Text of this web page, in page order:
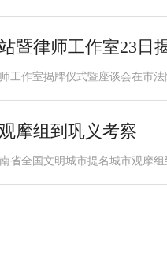
暨律师工作室23日
工作室揭牌仪式暨座谈会在市法
摩组到巩义考察
省全国文明城市提名城市观摩